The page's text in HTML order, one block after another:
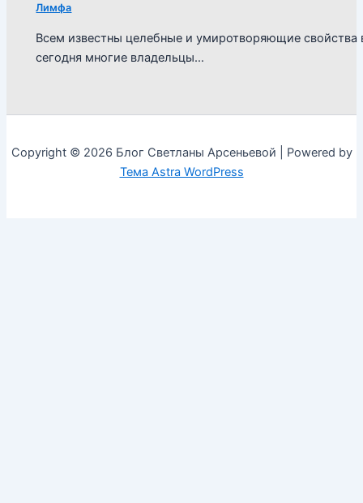
Лимфа
Всем известны целебные и умиротворяющие свойства
сегодня многие владельцы…
Copyright © 2026 Блог Светланы Арсеньевой | Powered by
Тема Astra WordPress